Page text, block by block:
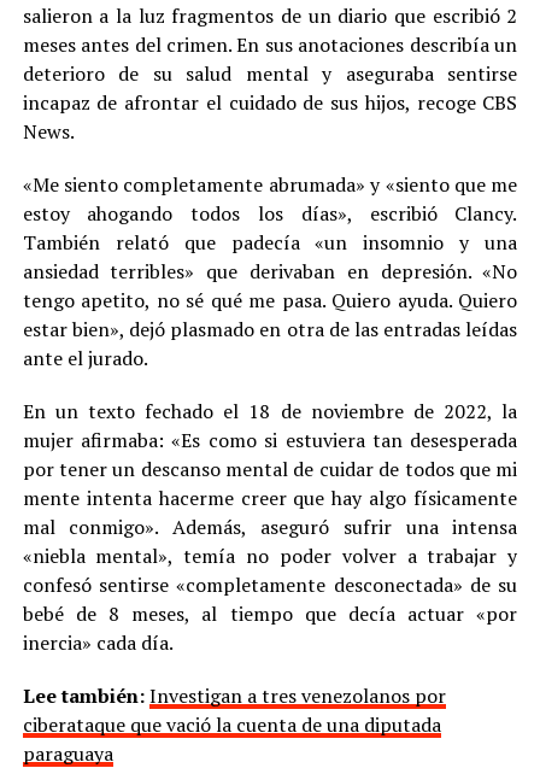
salieron a la luz fragmentos de un diario que escribió 2
meses antes del crimen. En sus anotaciones describía un
deterioro de su salud mental y aseguraba sentirse
incapaz de afrontar el cuidado de sus hijos, recoge CBS
News.
«Me siento completamente abrumada» y «siento que me
estoy ahogando todos los días», escribió Clancy.
También relató que padecía «un insomnio y una
ansiedad terribles» que derivaban en depresión. «No
tengo apetito, no sé qué me pasa. Quiero ayuda. Quiero
estar bien», dejó plasmado en otra de las entradas leídas
ante el jurado.
En un texto fechado el 18 de noviembre de 2022, la
mujer afirmaba: «Es como si estuviera tan desesperada
por tener un descanso mental de cuidar de todos que mi
mente intenta hacerme creer que hay algo físicamente
mal conmigo». Además, aseguró sufrir una intensa
«niebla mental», temía no poder volver a trabajar y
confesó sentirse «completamente desconectada» de su
bebé de 8 meses, al tiempo que decía actuar «por
inercia» cada día.
Lee también:Investigan a tres venezolanos por
ciberataque que vació la cuenta de una diputada
paraguaya